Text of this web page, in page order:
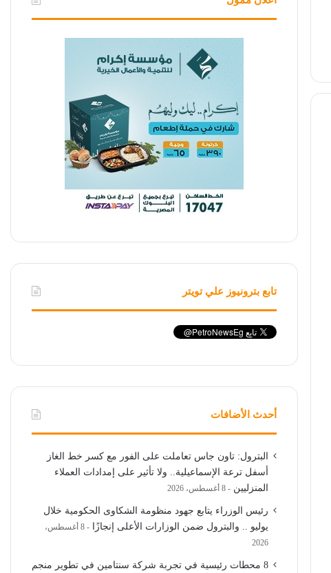
تابع بترونيوز علي تويتر
أحدث الأضافات
البترول: تاون جاس تعاملت على الفور مع كسر خط الغاز
أسفل ترعة الإسماعيلية.. ولا تأثير على إمدادات العملاء
المنزليين
8 أغسطس، 2026
رئيس الوزراء يتابع جهود منظومة الشكاوى الحكومية خلال
يوليو .. والبترول ضمن الوزارات الأعلى إنجازًا
8 أغسطس،
2026
8 محطات رئيسية في تجربة شركة سنتامين في تطوير منجم